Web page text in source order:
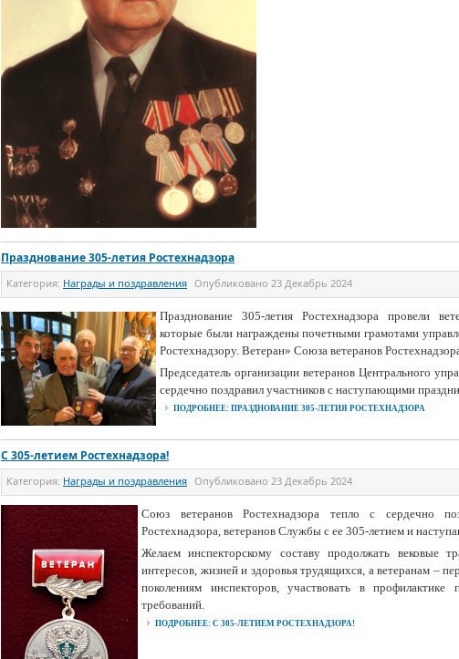
Празднование 305-летия Ростехнадзора
Категория: Награды и поздравления Опубликовано 23 Декабрь 2024
Празднование 305-летия Ростехнадзора провели
которые были награждены почетными грамотами
Ростехнадзору. Ветеран» Союза ветеранов
Председатель организации ветеранов Центрального
сердечно поздравил участников с наступающими
ПОДРОБНЕЕ: ПРАЗДНОВАНИЕ 305-ЛЕТИЯ РОСТЕХНАДЗОРА
С 305-летием Ростехнадзора!
Категория: Награды и поздравления Опубликовано 23 Декабрь 2024
Союз ветеранов Ростехнадзора тепло с сердечно
Ростехнадзора, ветеранов Службы с ее 305-летием и
Желаем инспекторскому составу продолжать вековые
интересов, жизней и здоровья трудящихся, а ветеранам –
поколениям инспекторов, участвовать в профилактике
требований.
ПОДРОБНЕЕ: С 305-ЛЕТИЕМ РОСТЕХНАДЗОРА!